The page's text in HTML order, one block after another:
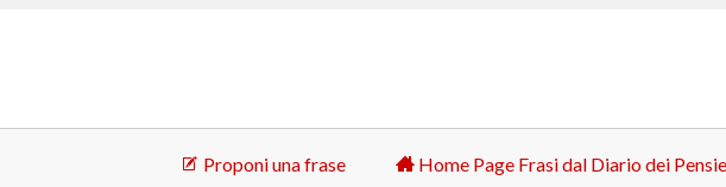
Proponi una frase Home Page Frasi dal Diario dei